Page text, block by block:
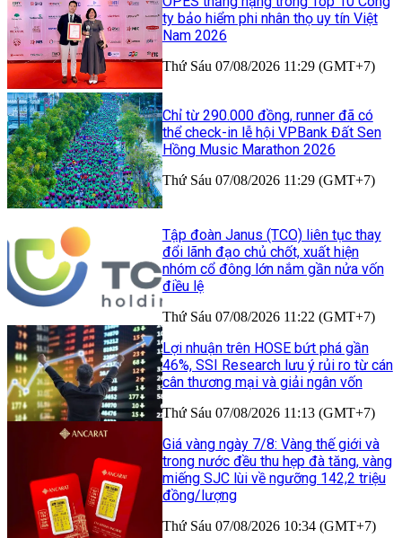
ty bảo hiểm phi nhân thọ uy tín Việt
Nam 2026
Thứ Sáu 07/08/2026 11:29 (GMT+7)
Chỉ từ 290.000 đồng, runner đã có
thể check-in lễ hội VPBank Đất Sen
Hồng Music Marathon 2026
Thứ Sáu 07/08/2026 11:29 (GMT+7)
Tập đoàn Janus (TCO) liên tục thay
đổi lãnh đạo chủ chốt, xuất hiện
nhóm cổ đông lớn nắm gần nửa vốn
điều lệ
Thứ Sáu 07/08/2026 11:22 (GMT+7)
Lợi nhuận trên HOSE bứt phá gần
46%, SSI Research lưu ý rủi ro từ cán
cân thương mại và giải ngân vốn
Thứ Sáu 07/08/2026 11:13 (GMT+7)
Giá vàng ngày 7/8: Vàng thế giới và
trong nước đều thu hẹp đà tăng, vàng
miếng SJC lùi về ngưỡng 142,2 triệu
đồng/lượng
Thứ Sáu 07/08/2026 10:34 (GMT+7)